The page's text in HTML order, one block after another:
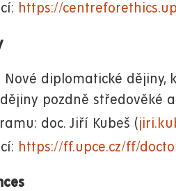
https://
Nové diplomatické
pozdně středověké
doc. Jiří Kubeš (
https://ff.upce.cz/ff/